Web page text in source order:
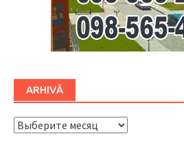
ARHIVĂ
ARHIVĂ